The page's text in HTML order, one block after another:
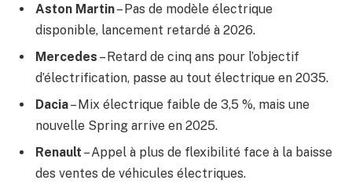
Aston Martin– Pas de modèle électrique
disponible, lancement retardé à 2026.
Mercedes – Retard de cinq ans pour l’objectif
d’électrification, passe au tout électrique en 2035.
Dacia– Mix électrique faible de 3,5 %, mais une
nouvelle Spring arrive en 2025.
Renault – Appel à plus de flexibilité face à la baisse
des ventes de véhicules électriques.